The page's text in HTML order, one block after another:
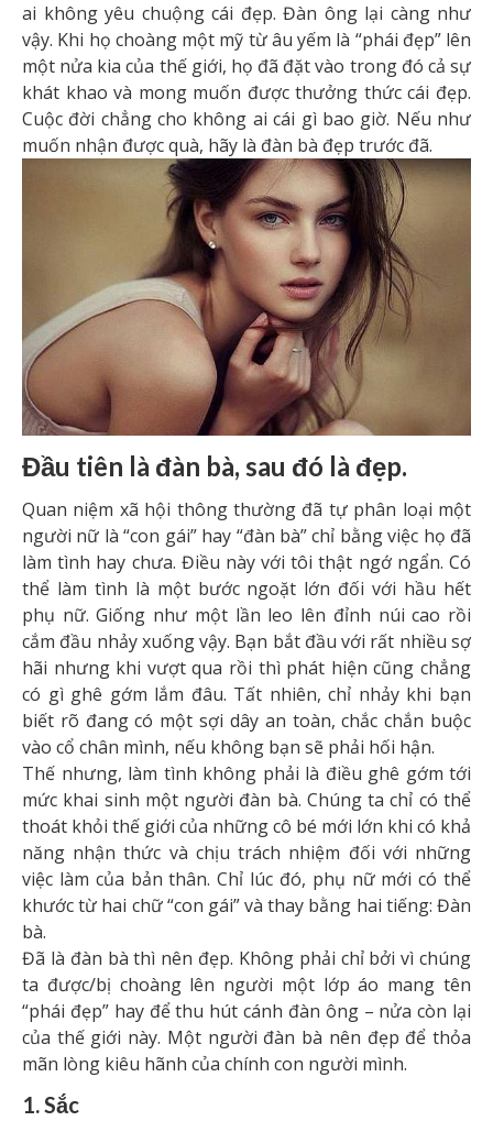
ai không yêu chuộng cái đẹp. Đàn ông lại càng như
vậy. Khi họ choàng một mỹ từ âu yếm là “phái đẹp” lên
một nửa kia của thế giới, họ đã đặt vào trong đó cả sự
khát khao và mong muốn được thưởng thức cái đẹp.
Cuộc đời chẳng cho không ai cái gì bao giờ. Nếu như
muốn nhận được quà, hãy là đàn bà đẹp trước đã.
Đầu tiên là đàn bà, sau đó là đẹp.
Quan niệm xã hội thông thường đã tự phân loại một
người nữ là “con gái” hay “đàn bà” chỉ bằng việc họ đã
làm tình hay chưa. Điều này với tôi thật ngớ ngẩn. Có
thể làm tình là một bước ngoặt lớn đối với hầu hết
phụ nữ. Giống như một lần leo lên đỉnh núi cao rồi
cắm đầu nhảy xuống vậy. Bạn bắt đầu với rất nhiều sợ
hãi nhưng khi vượt qua rồi thì phát hiện cũng chẳng
có gì ghê gớm lắm đâu. Tất nhiên, chỉ nhảy khi bạn
biết rõ đang có một sợi dây an toàn, chắc chắn buộc
vào cổ chân mình, nếu không bạn sẽ phải hối hận.
Thế nhưng, làm tình không phải là điều ghê gớm tới
mức khai sinh một người đàn bà. Chúng ta chỉ có thể
thoát khỏi thế giới của những cô bé mới lớn khi có khả
năng nhận thức và chịu trách nhiệm đối với những
việc làm của bản thân. Chỉ lúc đó, phụ nữ mới có thể
khước từ hai chữ “con gái” và thay bằng hai tiếng: Đàn
bà.
Đã là đàn bà thì nên đẹp. Không phải chỉ bởi vì chúng
ta được/bị choàng lên người một lớp áo mang tên
“phái đẹp” hay để thu hút cánh đàn ông – nửa còn lại
của thế giới này. Một người đàn bà nên đẹp để thỏa
mãn lòng kiêu hãnh của chính con người mình.
1. Sắc